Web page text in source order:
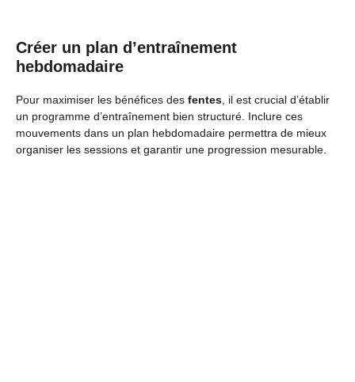
Créer un plan d’entraînement
hebdomadaire
Pour maximiser les bénéfices des fentes , il est crucial d’établir
un programme d’entraînement bien structuré. Inclure ces
mouvements dans un plan hebdomadaire permettra de mieux
organiser les sessions et garantir une progression mesurable.